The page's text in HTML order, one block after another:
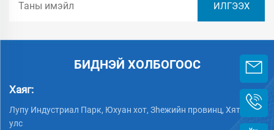
БИДНЭЙ ХОЛБОГООС
Хаяг:
Лупу Индустриал Парк, Юхуан хот, Зheжийн провинц, Хятад
улс